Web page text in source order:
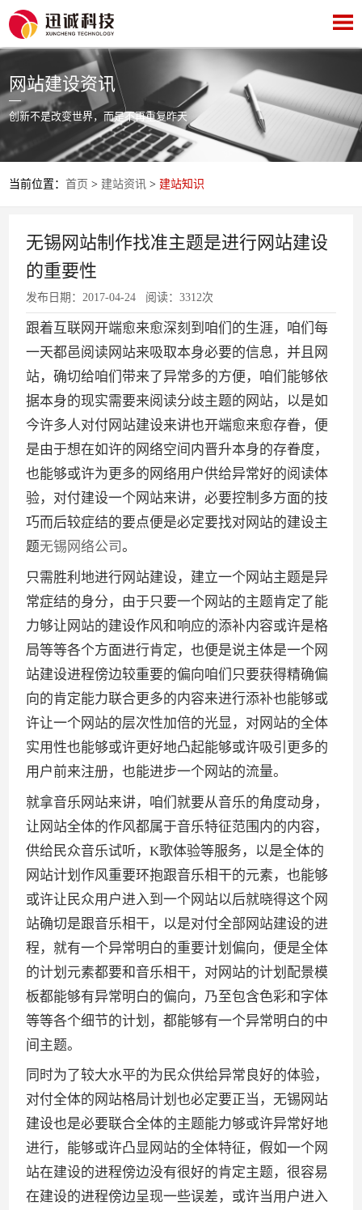
网站建设资讯
创新不是改变世界，而是不再重复昨天
当前位置：首页 > 建站资讯 > 建站知识
无锡网站制作找准主题是进行网站建设
的重要性
发布日期：2017-04-24 阅读：3312次
跟着互联网开端愈来愈深刻到咱们的生涯，咱们每
一天都邑阅读网站来吸取本身必要的信息，并且网
站，确切给咱们带来了异常多的方便，咱们能够依
据本身的现实需要来阅读分歧主题的网站，以是如
今许多人对付网站建设来讲也开端愈来愈存眷，便
是由于想在如许的网络空间内晋升本身的存眷度，
也能够或许为更多的网络用户供给异常好的阅读体
验，对付建设一个网站来讲，必要控制多方面的技
巧而后较症结的要点便是必定要找对网站的建设主
题无锡网络公司。
只需胜利地进行网站建设，建立一个网站主题是异
常症结的身分，由于只要一个网站的主题肯定了能
力够让网站的建设作风和响应的添补内容或许是格
局等等各个方面进行肯定，也便是说主体是一个网
站建设进程傍边较重要的偏向咱们只要获得精确偏
向的肯定能力联合更多的内容来进行添补也能够或
许让一个网站的层次性加倍的光显，对网站的全体
实用性也能够或许更好地凸起能够或许吸引更多的
用户前来注册，也能进步一个网站的流量。
就拿音乐网站来讲，咱们就要从音乐的角度动身，
让网站全体的作风都属于音乐特征范围内的内容，
供给民众音乐试听，K歌体验等服务，以是全体的
网站计划作风重要环抱跟音乐相干的元素，也能够
或许让民众用户进入到一个网站以后就晓得这个网
站确切是跟音乐相干，以是对付全部网站建设的进
程，就有一个异常明白的重要计划偏向，便是全体
的计划元素都要和音乐相干，对网站的计划配景模
板都能够有异常明白的偏向，乃至包含色彩和字体
等等各个细节的计划，都能够有一个异常明白的中
间主题。
同时为了较大水平的为民众供给异常良好的体验，
对付全体的网站格局计划也必定要正当，无锡网站
建设也是必要联合全体的主题能力够或许异常好地
进行，能够或许凸显网站的全体特征，假如一个网
站在建设的进程傍边没有很好的肯定主题，很容易
在建设的进程傍边呈现一些误差，或许当用户进入